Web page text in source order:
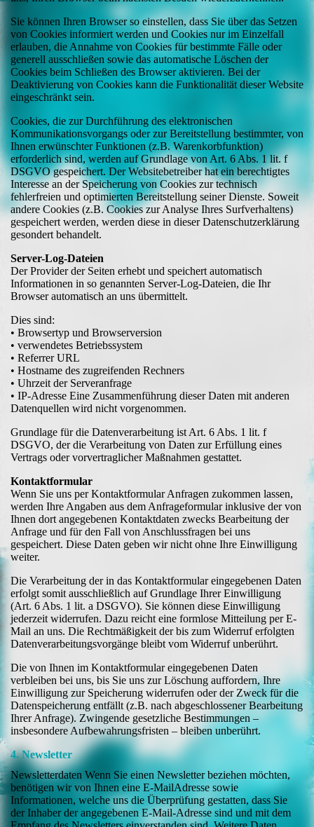
Sie können Ihren Browser so einstellen, dass Sie über das Setzen
von Cookies informiert werden und Cookies nur im Einzelfall
erlauben, die Annahme von Cookies für bestimmte Fälle oder
generell ausschließen sowie das automatische Löschen der
Cookies beim Schließen des Browser aktivieren. Bei der
Deaktivierung von Cookies kann die Funktionalität dieser Website
eingeschränkt sein.
Cookies, die zur Durchführung des elektronischen
Kommunikationsvorgangs oder zur Bereitstellung bestimmter, von
Ihnen erwünschter Funktionen (z.B. Warenkorbfunktion)
erforderlich sind, werden auf Grundlage von Art. 6 Abs. 1 lit. f
DSGVO gespeichert. Der Websitebetreiber hat ein berechtigtes
Interesse an der Speicherung von Cookies zur technisch
fehlerfreien und optimierten Bereitstellung seiner Dienste. Soweit
andere Cookies (z.B. Cookies zur Analyse Ihres Surfverhaltens)
gespeichert werden, werden diese in dieser Datenschutzerklärung
gesondert behandelt.
Server-Log-Dateien
Der Provider der Seiten erhebt und speichert automatisch
Informationen in so genannten Server-Log-Dateien, die Ihr
Browser automatisch an uns übermittelt.
Dies sind:
• Browsertyp und Browserversion
• verwendetes Betriebssystem
• Referrer URL
• Hostname des zugreifenden Rechners
• Uhrzeit der Serveranfrage
• IP-Adresse Eine Zusammenführung dieser Daten mit anderen
Datenquellen wird nicht vorgenommen.
Grundlage für die Datenverarbeitung ist Art. 6 Abs. 1 lit. f
DSGVO, der die Verarbeitung von Daten zur Erfüllung eines
Vertrags oder vorvertraglicher Maßnahmen gestattet.
Kontaktformular
Wenn Sie uns per Kontaktformular Anfragen zukommen lassen,
werden Ihre Angaben aus dem Anfrageformular inklusive der von
Ihnen dort angegebenen Kontaktdaten zwecks Bearbeitung der
Anfrage und für den Fall von Anschlussfragen bei uns
gespeichert. Diese Daten geben wir nicht ohne Ihre Einwilligung
weiter.
Die Verarbeitung der in das Kontaktformular eingegebenen Daten
erfolgt somit ausschließlich auf Grundlage Ihrer Einwilligung
(Art. 6 Abs. 1 lit. a DSGVO). Sie können diese Einwilligung
jederzeit widerrufen. Dazu reicht eine formlose Mitteilung per E-
Mail an uns. Die Rechtmäßigkeit der bis zum Widerruf erfolgten
Datenverarbeitungsvorgänge bleibt vom Widerruf unberührt.
Die von Ihnen im Kontaktformular eingegebenen Daten
verbleiben bei uns, bis Sie uns zur Löschung auffordern, Ihre
Einwilligung zur Speicherung widerrufen oder der Zweck für die
Datenspeicherung entfällt (z.B. nach abgeschlossener Bearbeitung
Ihrer Anfrage). Zwingende gesetzliche Bestimmungen –
insbesondere Aufbewahrungsfristen – bleiben unberührt.
4. Newsletter
Newsletterdaten Wenn Sie einen Newsletter beziehen möchten,
benötigen wir von Ihnen eine E-MailAdresse sowie
Informationen, welche uns die Überprüfung gestatten, dass Sie
der Inhaber der angegebenen E-Mail-Adresse sind und mit dem